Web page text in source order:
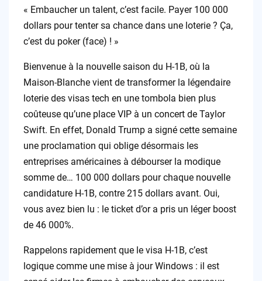
« Embaucher un talent, c’est facile. Payer 100 000
dollars pour tenter sa chance dans une loterie ? Ça,
c’est du poker (face) ! »
Bienvenue à la nouvelle saison du H-1B, où la
Maison-Blanche vient de transformer la légendaire
loterie des visas tech en une tombola bien plus
coûteuse qu’une place VIP à un concert de Taylor
Swift. En effet, Donald Trump a signé cette semaine
une proclamation qui oblige désormais les
entreprises américaines à débourser la modique
somme de… 100 000 dollars pour chaque nouvelle
candidature H-1B, contre 215 dollars avant. Oui,
vous avez bien lu : le ticket d’or a pris un léger boost
de 46 000%.
Rappelons rapidement que le visa H-1B, c’est
logique comme une mise à jour Windows : il est